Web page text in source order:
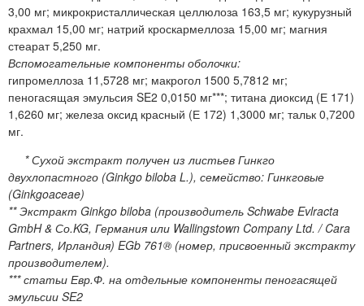
3,00 мг; микрокристаллическая целлюлоза 163,5 мг; кукурузный
крахмал 15,00 мг; натрий кроскармеллоза 15,00 мг; магния
стеарат 5,250 мг.
Вспомогательные компоненты оболочки:
гипромеллоза 11,5728 мг; макрогол 1500 5,7812 мг;
пеногасящая эмульсия SE2 0,0150 мг***; титана диоксид (Е 171)
1,6260 мг; железа оксид красный (Е 172) 1,3000 мг; тальк 0,7200
мг.
* Сухой экстракт получен из листьев Гинкго
двухлопастного (Ginkgo biloba L.), семейство: Гинкговые
(Ginkgoaceae)
** Экстракт Ginkgo biloba (производитель Schwabe Evlracta
GmbH & Со.KG, Германия или Wallingstown Company Ltd. / Cara
Partners, Ирландия) EGb 761® (номер, присвоенный экстракту
производителем).
*** статьи Евр.Ф. на отдельные компоненты пеногасящей
эмульсии SE2